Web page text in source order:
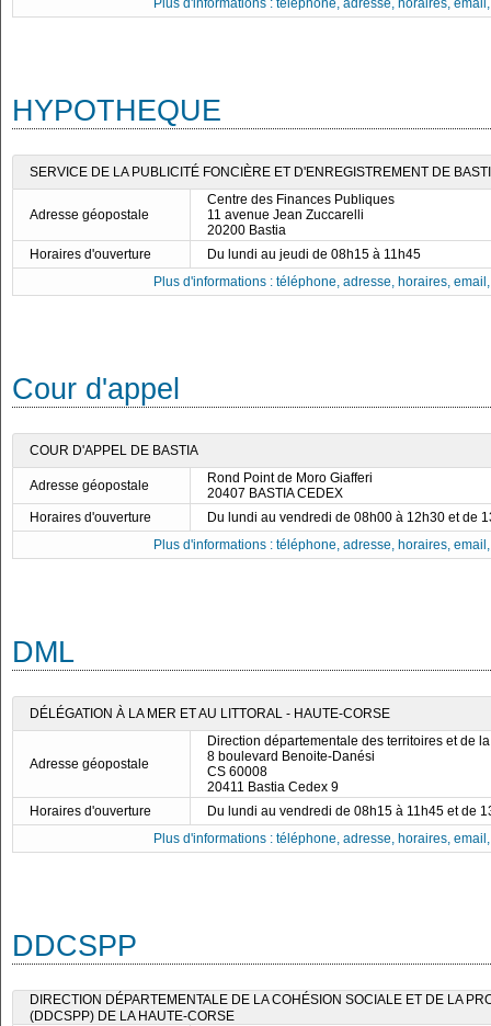
Plus d'informations : téléphone, adresse, horaires,
HYPOTHEQUE
SERVICE DE LA PUBLICITÉ FONCIÈRE ET D'ENREGISTREMENT DE
Adresse géopostale
Centre des Finances Publiques
11 avenue Jean Zuccarelli
20200 Bastia
Horaires d'ouverture
Du lundi au jeudi de 08h15 à 11h45
Plus d'informations : téléphone, adresse, horaires,
Cour d'appel
COUR D'APPEL DE BASTIA
Adresse géopostale
Rond Point de Moro Giafferi
20407 BASTIA CEDEX
Horaires d'ouverture
Du lundi au vendredi de 08h00 à 12h30 et de
Plus d'informations : téléphone, adresse, horaires,
DML
DÉLÉGATION À LA MER ET AU LITTORAL - HAUTE-CORSE
Adresse géopostale
Direction départementale des territoires et de
8 boulevard Benoite-Danési
CS 60008
20411 Bastia Cedex 9
Horaires d'ouverture
Du lundi au vendredi de 08h15 à 11h45 et de
Plus d'informations : téléphone, adresse, horaires,
DDCSPP
DIRECTION DÉPARTEMENTALE DE LA COHÉSION SOCIALE ET DE LA
(DDCSPP) DE LA HAUTE-CORSE